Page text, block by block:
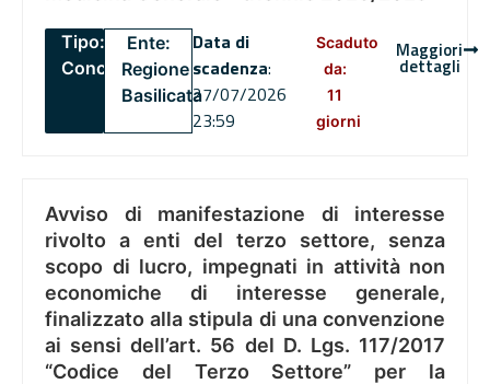
Tipo:
Concorsi
Ente:
Regione
Basilicata
Data di
scadenza:
27/07/2026
23:59
Scaduto
da:
11
giorni
Maggiori
dettagli
Avviso di manifestazione di interesse
rivolto a enti del terzo settore, senza
scopo di lucro, impegnati in attività non
economiche di interesse generale,
finalizzato alla stipula di una convenzione
ai sensi dell’art. 56 del D. Lgs. 117/2017
“Codice del Terzo Settore” per la